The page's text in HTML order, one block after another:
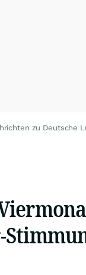
zu Deutsche